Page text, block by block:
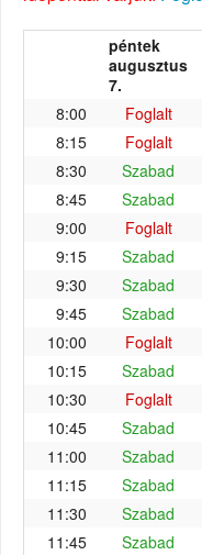
péntek
augusztus
7.
8:00
Foglalt
8:15
Foglalt
8:30
Szabad
8:45
Szabad
9:00
Foglalt
9:15
Szabad
9:30
Szabad
9:45
Szabad
10:00
Foglalt
10:15
Szabad
10:30
Foglalt
10:45
Szabad
11:00
Szabad
11:15
Szabad
11:30
Szabad
11:45
Szabad